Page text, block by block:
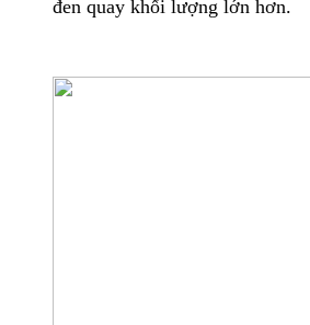
đen quay khối lượng lớn hơn.